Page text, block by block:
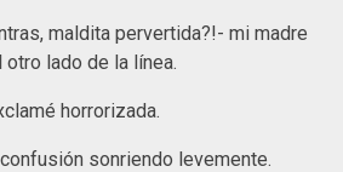
maldita pervertida?!- mi madre
lado de la línea.
horrorizada.
sonriendo levemente.